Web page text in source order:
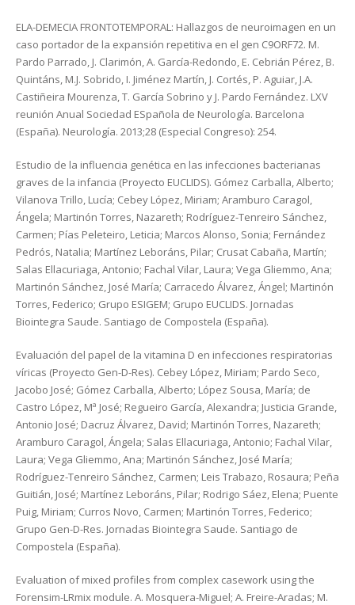
ELA-DEMECIA FRONTOTEMPORAL: Hallazgos de neuroimagen en un
caso portador de la expansión repetitiva en el gen C9ORF72. M.
Pardo Parrado, J. Clarimón, A. García-Redondo, E. Cebrián Pérez, B.
Quintáns, M.J. Sobrido, I. Jiménez Martín, J. Cortés, P. Aguiar, J.A.
Castiñeira Mourenza, T. García Sobrino y J. Pardo Fernández. LXV
reunión Anual Sociedad ESpañola de Neurología. Barcelona
(España). Neurología. 2013;28 (Especial Congreso): 254.
Estudio de la influencia genética en las infecciones bacterianas
graves de la infancia (Proyecto EUCLIDS). Gómez Carballa, Alberto;
Vilanova Trillo, Lucía; Cebey López, Miriam; Aramburo Caragol,
Ángela; Martinón Torres, Nazareth; Rodríguez-Tenreiro Sánchez,
Carmen; Pías Peleteiro, Leticia; Marcos Alonso, Sonia; Fernández
Pedrós, Natalia; Martínez Leboráns, Pilar; Crusat Cabaña, Martín;
Salas Ellacuriaga, Antonio; Fachal Vilar, Laura; Vega Gliemmo, Ana;
Martinón Sánchez, José María; Carracedo Álvarez, Ángel; Martinón
Torres, Federico; Grupo ESIGEM; Grupo EUCLIDS. Jornadas
Biointegra Saude. Santiago de Compostela (España).
Evaluación del papel de la vitamina D en infecciones respiratorias
víricas (Proyecto Gen-D-Res). Cebey López, Miriam; Pardo Seco,
Jacobo José; Gómez Carballa, Alberto; López Sousa, María; de
Castro López, Mª José; Regueiro García, Alexandra; Justicia Grande,
Antonio José; Dacruz Álvarez, David; Martinón Torres, Nazareth;
Aramburo Caragol, Ángela; Salas Ellacuriaga, Antonio; Fachal Vilar,
Laura; Vega Gliemmo, Ana; Martinón Sánchez, José María;
Rodríguez-Tenreiro Sánchez, Carmen; Leis Trabazo, Rosaura; Peña
Guitián, José; Martínez Leboráns, Pilar; Rodrigo Sáez, Elena; Puente
Puig, Miriam; Curros Novo, Carmen; Martinón Torres, Federico;
Grupo Gen-D-Res. Jornadas Biointegra Saude. Santiago de
Compostela (España).
Evaluation of mixed profiles from complex casework using the
Forensim-LRmix module. A. Mosquera-Miguel; A. Freire-Aradas; M.